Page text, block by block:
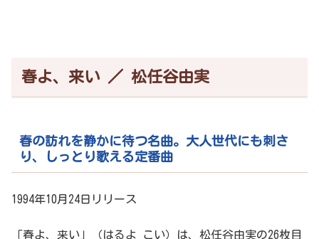
春よ、来い ／ 松任谷由実
春の訪れを静かに待つ名曲。大人世代にも刺さ
り、しっとり歌える定番曲
1994年10月24日リリース
「春よ、来い」（はるよ こい）は、松任谷由実の26枚目